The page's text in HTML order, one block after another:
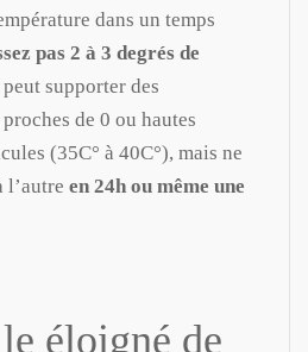
dans un temps
pas 2 à 3 degrés de
supporter des
de 0 ou hautes
(35C° à 40C°), mais ne
l’autre en 24h ou même une
éloigné de